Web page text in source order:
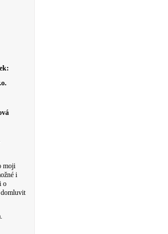
moji
i
o
domluvit